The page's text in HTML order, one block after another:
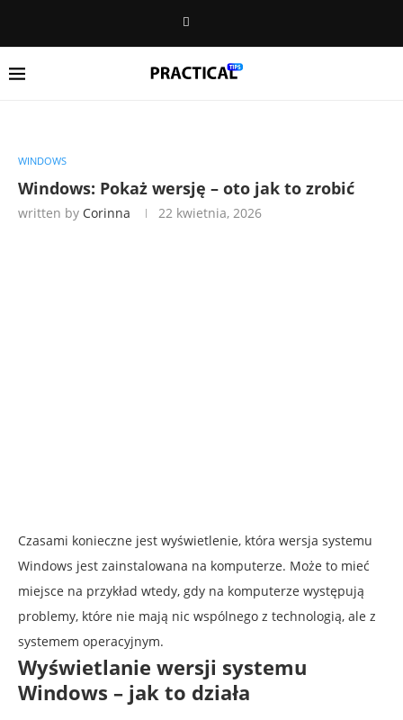
WINDOWS
Windows: Pokaż wersję – oto jak to zrobić
written by Corinna 22 kwietnia, 2026
Czasami konieczne jest wyświetlenie, która wersja systemu
Windows jest zainstalowana na komputerze. Może to mieć
miejsce na przykład wtedy, gdy na komputerze występują
problemy, które nie mają nic wspólnego z technologią, ale z
systemem operacyjnym.
Wyświetlanie wersji systemu
Windows – jak to działa